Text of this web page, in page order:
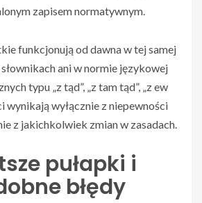
zapisem normatywnym.
funkcjonują od dawna w tej samej
ani w normie językowej
typu „z tąd”, „z tam tąd”, „z ew
wynikają wyłącznie z niepewności
z jakichkolwiek zmian w zasadach.
pułapki i
błędy